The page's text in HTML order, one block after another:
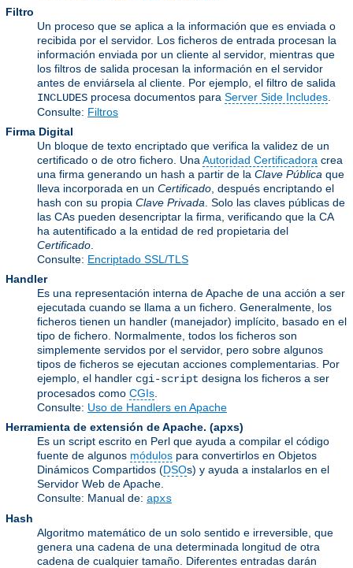
Filtro
Un proceso que se aplica a la información que es enviada o
recibida por el servidor. Los ficheros de entrada procesan la
información enviada por un cliente al servidor, mientras que
los filtros de salida procesan la información en el servidor
antes de enviársela al cliente. Por ejemplo, el filtro de salida
INCLUDES procesa documentos para Server Side Includes
Consulte: Filtros
Firma Digital
Un bloque de texto encriptado que verifica la validez de un
certificado o de otro fichero. Una Autoridad Certificadora crea
una firma generando un hash a partir de la Clave Pública que
lleva incorporada en un Certificado , después encriptando el
hash con su propia Clave Privada . Solo las claves públicas de
las CAs pueden desencriptar la firma, verificando que la CA
ha autentificado a la entidad de red propietaria del
Certificado
Consulte: Encriptado SSL/TLS
Handler
Es una representación interna de Apache de una acción a ser
ejecutada cuando se llama a un fichero. Generalmente, los
ficheros tienen un handler (manejador) implícito, basado en el
tipo de fichero. Normalmente, todos los ficheros son
simplemente servidos por el servidor, pero sobre algunos
tipos de ficheros se ejecutan acciones complementarias. Por
ejemplo, el handler cgi-script designa los ficheros a ser
procesados como CGIs
Consulte: Uso de Handlers en Apache
Herramienta de extensión de Apache. (apxs)
Es un script escrito en Perl que ayuda a compilar el código
fuente de algunos módulos para convertirlos en Objetos
Dinámicos Compartidos (DSOs) y ayuda a instalarlos en el
Servidor Web de Apache.
Consulte: Manual de: apxs
Hash
Algoritmo matemático de un solo sentido e irreversible, que
genera una cadena de una determinada longitud de otra
cadena de cualquier tamaño. Diferentes entradas darán